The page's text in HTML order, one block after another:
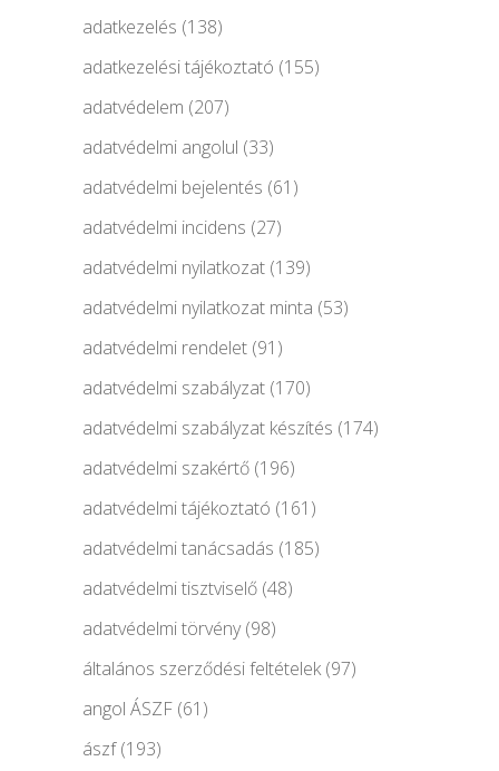
adatkezelés (138)
adatkezelési tájékoztató (155)
adatvédelem (207)
adatvédelmi angolul (33)
adatvédelmi bejelentés (61)
adatvédelmi incidens (27)
adatvédelmi nyilatkozat (139)
adatvédelmi nyilatkozat minta (53)
adatvédelmi rendelet (91)
adatvédelmi szabályzat (170)
adatvédelmi szabályzat készítés (174)
adatvédelmi szakértő (196)
adatvédelmi tájékoztató (161)
adatvédelmi tanácsadás (185)
adatvédelmi tisztviselő (48)
adatvédelmi törvény(98)
általános szerződési feltételek(97)
angol ÁSZF (61)
ászf(193)